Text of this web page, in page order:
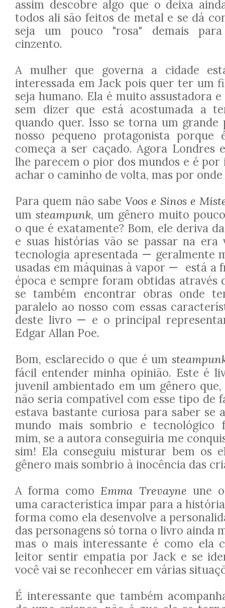
assim descobre algo que o deixa
todos ali são feitos de metal e se dá
seja um pouco "rosa" demais
cinzento.
A mulher que governa a cidade
interessada em Jack pois quer ter um
seja humano. Ela é muito assustadora
sem dizer que está acostumada a
quando quer. Isso se torna um grande
nosso pequeno protagonista porque
começa a ser caçado. Agora Londres
lhe parecem o pior dos mundos e é por
achar o caminho de volta, mas por
Para quem não sabe Voos e Sinos e
umsteampunk, um gênero muito
o que é exatamente? Bom, ele deriva
e suas histórias vão se passar na era
tecnologia apresentada — geralmente
usadas em máquinas à vapor — está a
época e sempre foram obtidas através
se também encontrar obras onde
paralelo ao nosso com essas
deste livro — e o principal
Edgar Allan Poe.
Bom, esclarecido o que é um
fácil entender minha opinião. Este é
juvenil ambientado em um gênero
não seria compatível com esse tipo de
estava bastante curiosa para saber se
mundo mais sombrio e tecnológico
mim, se a autora conseguiria me
sim! Ela conseguiu misturar bem os
gênero mais sombrio à inocência das
A forma como Emma Trevayne une
uma característica ímpar para a
forma como ela desenvolve a
das personagens só torna o livro ainda
mas o mais interessante é como ela
leitor sentir empatia por Jack e se
você vai se reconhecer em várias
É interessante que também